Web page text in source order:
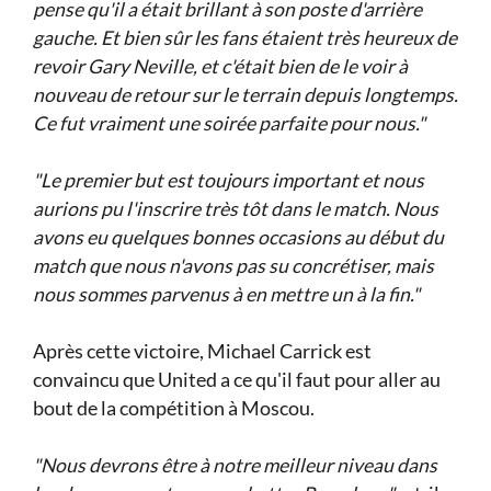
pense qu'il a était brillant à son poste d'arrière
gauche. Et bien sûr les fans étaient très heureux de
revoir Gary Neville, et c'était bien de le voir à
nouveau de retour sur le terrain depuis longtemps.
Ce fut vraiment une soirée parfaite pour nous."
"Le premier but est toujours important et nous
aurions pu l'inscrire très tôt dans le match. Nous
avons eu quelques bonnes occasions au début du
match que nous n'avons pas su concrétiser, mais
nous sommes parvenus à en mettre un à la fin."
Après cette victoire, Michael Carrick est
convaincu que United a ce qu'il faut pour aller au
bout de la compétition à Moscou.
"Nous devrons être à notre meilleur niveau dans